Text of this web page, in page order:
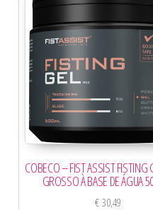
COBECO – FIST ASSIST FISTING
GROSSO À BASE DE ÁGUA
€30,49